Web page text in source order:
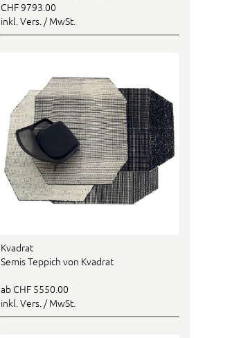
CHF 9793.00
inkl. Vers. / MwSt.
Kvadrat
Semis Teppich von Kvadrat
ab CHF 5550.00
inkl. Vers. / MwSt.